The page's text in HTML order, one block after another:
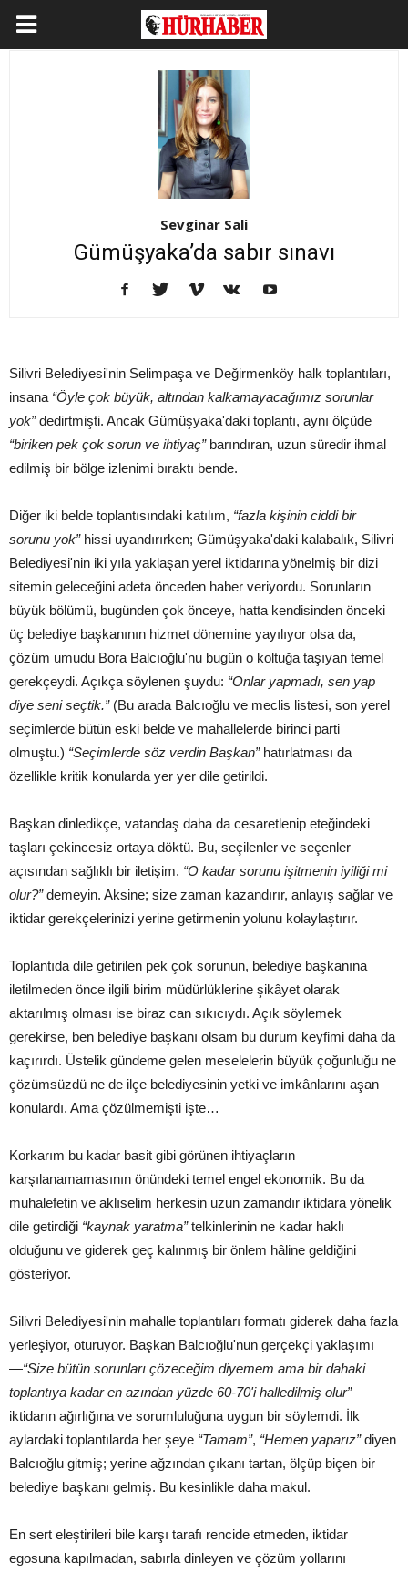
Sevginar Sali
Gümüşyaka’da sabır sınavı
Silivri Belediyesi'nin Selimpaşa ve Değirmenköy halk toplantıları,
insana “Öyle çok büyük, altından kalkamayacağımız sorunlar
yok”dedirtmişti. Ancak Gümüşyaka'daki toplantı, aynı ölçüde
“biriken pek çok sorun ve ihtiyaç”barındıran, uzun süredir ihmal
edilmiş bir bölge izlenimi bıraktı bende.
Diğer iki belde toplantısındaki katılım, “fazla kişinin ciddi bir
sorunu yok”hissi uyandırırken; Gümüşyaka'daki kalabalık, Silivri
Belediyesi'nin iki yıla yaklaşan yerel iktidarına yönelmiş bir dizi
sitemin geleceğini adeta önceden haber veriyordu. Sorunların
büyük bölümü, bugünden çok önceye, hatta kendisinden önceki
üç belediye başkanının hizmet dönemine yayılıyor olsa da,
çözüm umudu Bora Balcıoğlu'nu bugün o koltuğa taşıyan temel
gerekçeydi. Açıkça söylenen şuydu: “Onlar yapmadı, sen yap
diye seni seçtik.” (Bu arada Balcıoğlu ve meclis listesi, son yerel
seçimlerde bütün eski belde ve mahallelerde birinci parti
olmuştu.) “Seçimlerde söz verdin Başkan”hatırlatması da
özellikle kritik konularda yer yer dile getirildi.
Başkan dinledikçe, vatandaş daha da cesaretlenip eteğindeki
taşları çekincesiz ortaya döktü. Bu, seçilenler ve seçenler
açısından sağlıklı bir iletişim. “O kadar sorunu işitmenin iyiliği mi
olur?”demeyin. Aksine; size zaman kazandırır, anlayış sağlar ve
iktidar gerekçelerinizi yerine getirmenin yolunu kolaylaştırır.
Toplantıda dile getirilen pek çok sorunun, belediye başkanına
iletilmeden önce ilgili birim müdürlüklerine şikâyet olarak
aktarılmış olması ise biraz can sıkıcıydı. Açık söylemek
gerekirse, ben belediye başkanı olsam bu durum keyfimi daha da
kaçırırdı. Üstelik gündeme gelen meselelerin büyük çoğunluğu ne
çözümsüzdü ne de ilçe belediyesinin yetki ve imkânlarını aşan
konulardı. Ama çözülmemişti işte…
Korkarım bu kadar basit gibi görünen ihtiyaçların
karşılanamamasının önündeki temel engel ekonomik. Bu da
muhalefetin ve aklıselim herkesin uzun zamandır iktidara yönelik
dile getirdiği “kaynak yaratma”telkinlerinin ne kadar haklı
olduğunu ve giderek geç kalınmış bir önlem hâline geldiğini
gösteriyor.
Silivri Belediyesi'nin mahalle toplantıları formatı giderek daha fazla
yerleşiyor, oturuyor. Başkan Balcıoğlu'nun gerçekçi yaklaşımı
—“Size bütün sorunları çözeceğim diyemem ama bir dahaki
toplantıya kadar en azından yüzde 60-70'i halledilmiş olur”—
iktidarın ağırlığına ve sorumluluğuna uygun bir söylemdi. İlk
aylardaki toplantılarda her şeye “Tamam”, “Hemen yaparız”diyen
Balcıoğlu gitmiş; yerine ağzından çıkanı tartan, ölçüp biçen bir
belediye başkanı gelmiş. Bu kesinlikle daha makul.
En sert eleştirileri bile karşı tarafı rencide etmeden, iktidar
egosuna kapılmadan, sabırla dinleyen ve çözüm yollarını